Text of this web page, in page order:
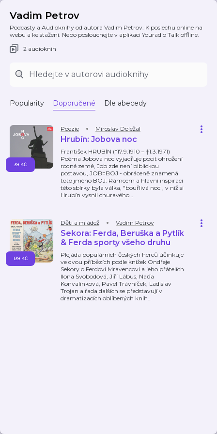
Vadim Petrov
Podcasty a Audioknihy od autora Vadim Petrov. K poslechu online na
webu a ke stažení. Nebo poslouchejte v aplikaci Youradio Talk offline.
2 audioknih
Popularity Doporučené Dle abecedy
Poezie Miroslav Doležal
Hrubín: Jobova noc
František HRUBÍN (*17.9.1910 – †1.3.1971)
Poéma Jobova noc vyjadřuje pocit ohrožení
rodné země, Job zde není biblickou
postavou, JOB=BOJ - obráceně znamená
toto jméno BOJ. Rámcem a hlavní inspirací
této sbírky byla válka, "bouřlivá noc", v níž si
Hrubín vysnil churavého…
39 KČ
Děti a mládež Vadim Petrov
Sekora: Ferda, Beruška a Pytlík
& Ferda sporty všeho druhu
Plejáda populárních českých herců účinkuje
ve dvou příbězích podle knížek Ondřeje
Sekory o Ferdovi Mravencovi a jeho přátelích
Ilona Svobodová, Jiří Lábus, Naďa
Konvalinková, Pavel Trávníček, Ladislav
Trojan a řada dalších se představují v
dramatizacích oblíbených knih…
139 KČ